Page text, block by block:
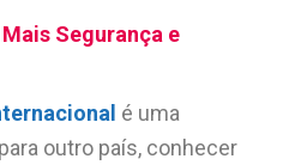
Segurança e
é uma
outro país, conhecer